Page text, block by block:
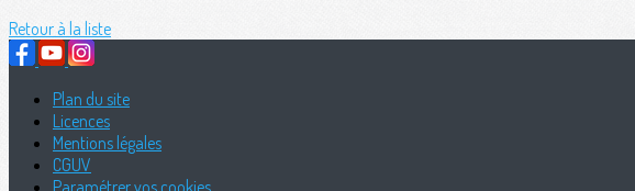
Retour à la liste
Plan du site
Licences
Mentions légales
CGUV
Paramétrer vos cookies